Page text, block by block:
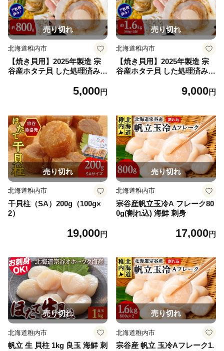
売り切れ
北海道稚内市
【焼き貝用】2025年製造 宗
谷産ホタテ貝 した処理済み片
5,000円
売り切れ
北海道稚内市
【焼き貝用】2025年製造 宗
谷産ホタテ貝 した処理済み片
9,000円
売り切れ
北海道稚内市
干貝柱（SA）200g（100g×
2）
19,000円
売り切れ
北海道稚内市
宗谷産帆立玉冷A フレーク80
0g(割れ込) 海鮮 刺身
17,000円
売り切れ
北海道稚内市
帆立 生 貝柱 1kg 良玉 海鮮 刺
売り切れ
北海道稚内市
宗谷産 帆立 玉冷Aフレーク1.